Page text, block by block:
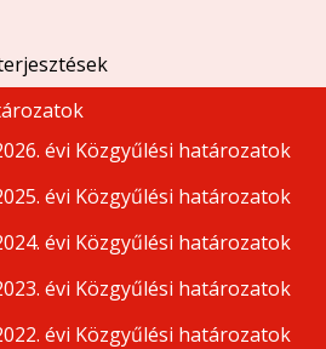
évi Közgyűlési határozatok
évi Közgyűlési határozatok
évi Közgyűlési határozatok
évi Közgyűlési határozatok
évi Közgyűlési határozatok